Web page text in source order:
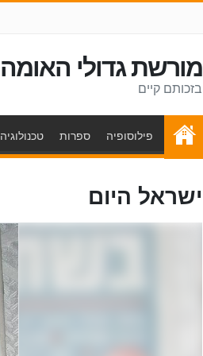
מורשת גדולי האומה
בזכותם קיים
פילוסופיה ספרות טכנולוגיה
ישראל היום